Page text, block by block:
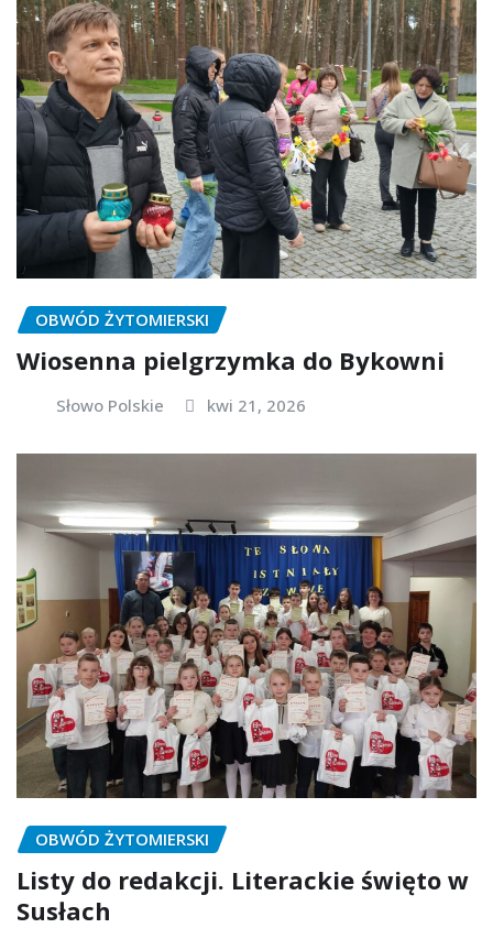
OBWÓD ŻYTOMIERSKI
Wiosenna pielgrzymka do Bykowni
Słowo Polskie kwi 21, 2026
OBWÓD ŻYTOMIERSKI
Listy do redakcji. Literackie święto w
Susłach